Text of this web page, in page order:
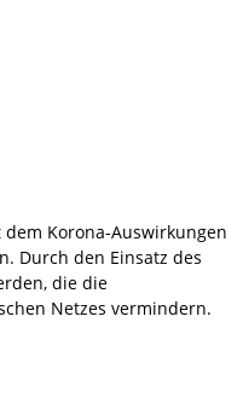
Korona-Auswirkungen
Durch den Einsatz des
die die
Netzes vermindern.